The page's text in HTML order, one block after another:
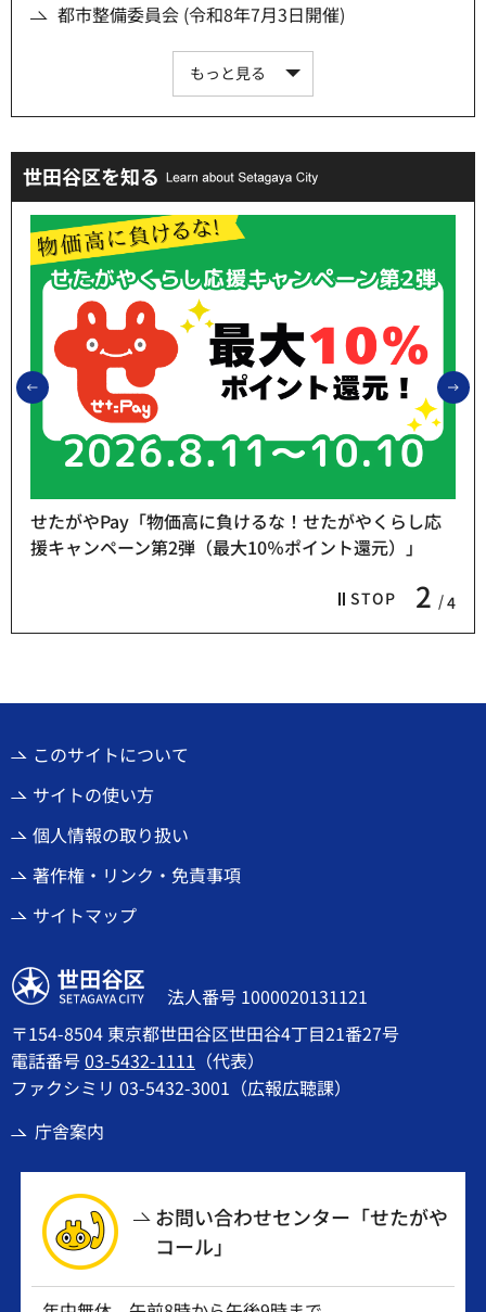
都市整備委員会 (令和8年7月3日開催)
もっと見る
世田谷区を知る
前のスライドを表示
STOP 2 4
せたがやPay「物価高に負けるな！せたがやくらし応
援キャンペーン第2弾（最大10％ポイント還元）」
このサイトについて
サイトの使い方
個人情報の取り扱い
著作権・リンク・免責事項
サイトマップ
世田谷区
法人番号 1000020131121
〒154-8504 東京都世田谷区世田谷4丁目21番27号
電話番号03-5432-1111 （代表）
ファクシミリ 03-5432-3001（広報広聴課）
庁舎案内
お問い合わせセンター「せたがや
コール」